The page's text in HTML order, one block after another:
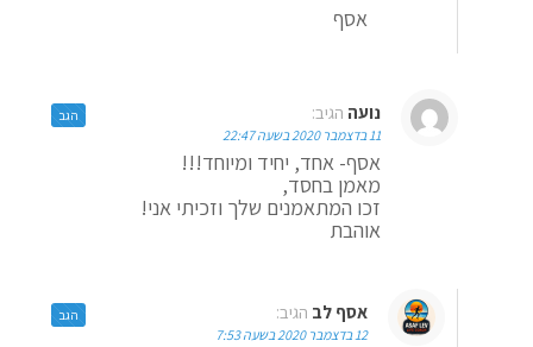
אסף
נועה הגיב:
11 בדצמבר 2020 בשעה 22:47
אסף- אחד, יחיד ומיוחד!!!
מאמן בחסד,
זכו המתאמנים שלך וזכיתי אני!
אוהבת
הגב
אסף לב הגיב:
12 בדצמבר 2020 בשעה 7:53
הגב